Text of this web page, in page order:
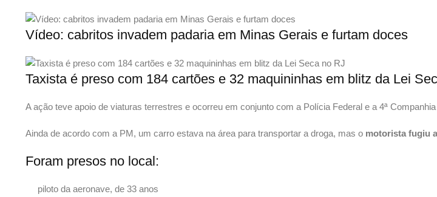
Vídeo: cabritos invadem padaria em Minas Gerais e furtam doces
Taxista é preso com 184 cartões e 32 maquininhas em blitz da Lei
A ação teve apoio de viaturas terrestres e ocorreu em conjunto com a Polícia Federal e a 4ª
Ainda de acordo com a PM, um carro estava na área para transportar a droga, mas o motorista fugiu
Foram presos no local:
piloto da aeronave, de 33 anos